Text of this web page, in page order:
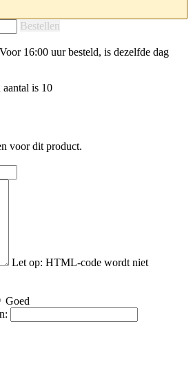
Bestellen
16:00 uur besteld, is dezelfde dag
is 10
voor dit product.
Let op: HTML-code wordt niet
Goed